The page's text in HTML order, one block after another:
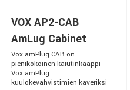
VOX AP2-CAB
AmLug Cabinet
Vox amPlug CAB on
pienikokoinen kaiutinkaappi
Vox amPlug
kuulokevahvistimien kaveriksi